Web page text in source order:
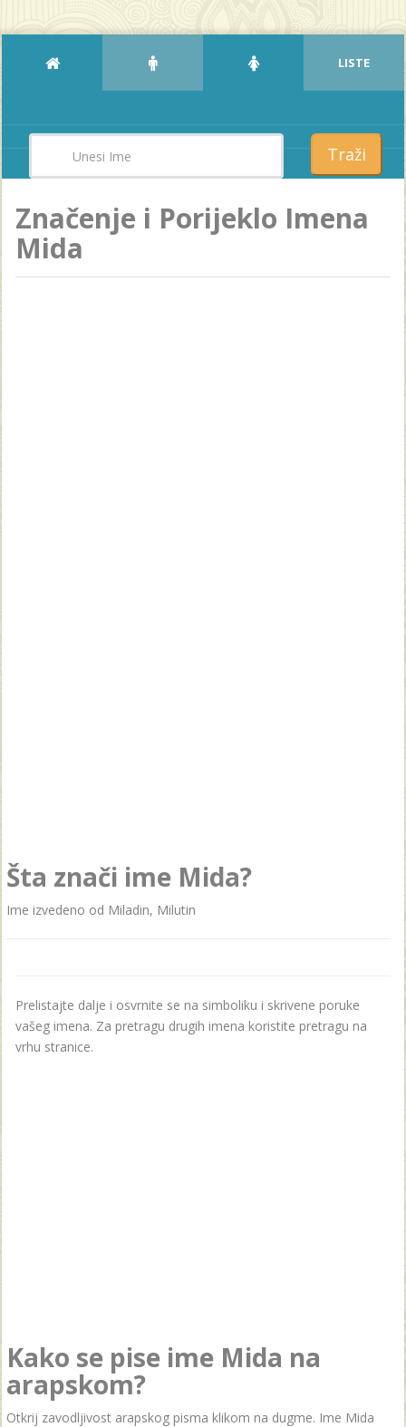
LISTE
Traži
Značenje i Porijeklo Imena
Mida
Šta znači ime Mida?
Ime izvedeno od Miladin, Milutin
Prelistajte dalje i osvrnite se na simboliku i skrivene poruke
vašeg imena. Za pretragu drugih imena koristite pretragu na
vrhu stranice.
Kako se pise ime Mida na
arapskom?
Otkrij zavodljivost arapskog pisma klikom na dugme. Ime Mida